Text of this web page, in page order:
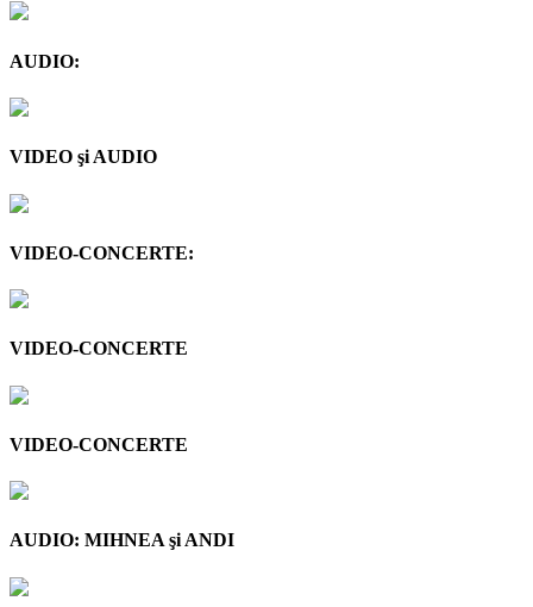
AUDIO:
VIDEO şi AUDIO
VIDEO-CONCERTE:
VIDEO-CONCERTE
VIDEO-CONCERTE
AUDIO: MIHNEA şi ANDI